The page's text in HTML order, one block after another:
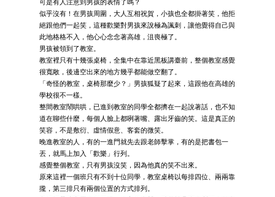
可是有人注意到男孩的表情了嗎？
似乎沒有！在男孩周圍，大人互相祝賀，小孩也全都掛著笑，他拒
絕跟他們一起笑，這種歡樂對男孩來說極為諷刺，讓他覺得自己與
此地格格不入，他心心念念著高雄，沮喪極了。
男孩被領到了教室。
教室裡只有十幾張桌椅，全集中在靠近黑板講臺前，整個教室感覺
很寬敞，後邊空出來的地方幾乎都能做空翻了。
「奇怪的教室，桌椅那麼少？」男孩狐疑了起來，這跟他在高雄的
學校很不一樣。
整間教室鬧哄哄，已進到教室的同學全都擠在一起說著話，也不知
道在聊些什麼，每個人臉上都咧著嘴、露出牙齒的笑。這是真正的
笑容，不是敷衍、虛情假意、客套的微笑。
晚進教室的人，有的一進門就先去跟老師擊掌，有的是把書包一
丟，就馬上加入「歡樂」行列。
感覺整個教室，只有男孩沒笑，因為他真的笑不出來。
原來這裡一個班只有不到十位同學，教室桌椅以每排四位、兩兩靠
攏，第三排只有兩個位置的方式排列。